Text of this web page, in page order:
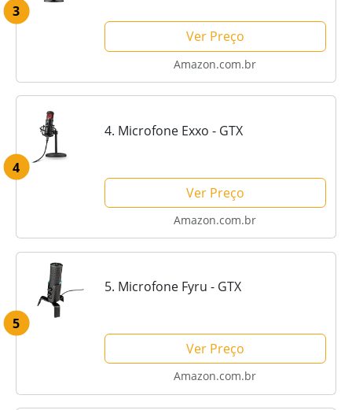
3
Ver Preço
Amazon.com.br
4
4. Microfone Exxo - GTX
Ver Preço
Amazon.com.br
5
5. Microfone Fyru - GTX
Ver Preço
Amazon.com.br